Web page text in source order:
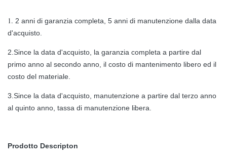
1. 2 anni di garanzia completa, 5 anni di manutenzione dalla data
d'acquisto.
2.Since la data d'acquisto, la garanzia completa a partire dal
primo anno al secondo anno, il costo di mantenimento libero ed il
costo del materiale.
3.Since la data d'acquisto, manutenzione a partire dal terzo anno
al quinto anno, tassa di manutenzione libera.
Prodotto Descripton